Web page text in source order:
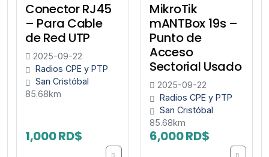
Conector RJ45
– Para Cable
de Red UTP
2025-09-22
Radios CPE y PTP
San Cristóbal
85.68km
1,000 RD$
MikroTik
mANTBox 19s –
Punto de
Acceso
Sectorial Usado
2025-09-22
Radios CPE y PTP
San Cristóbal
85.68km
6,000 RD$